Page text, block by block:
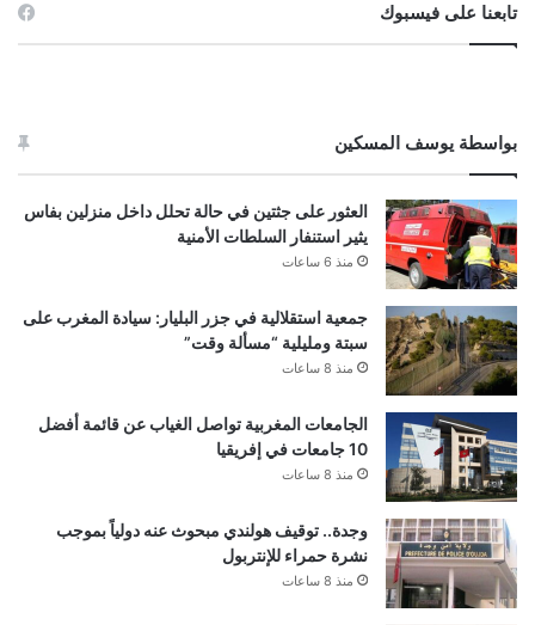
تابعنا على فيسبوك
بواسطة يوسف المسكين
العثور على جثتين في حالة تحلل داخل منزلين بفاس
يثير استنفار السلطات الأمنية
منذ 6 ساعات
جمعية استقلالية في جزر البليار: سيادة المغرب على
سبتة ومليلية “مسألة وقت”
منذ 8 ساعات
الجامعات المغربية تواصل الغياب عن قائمة أفضل
10 جامعات في إفريقيا
منذ 8 ساعات
وجدة.. توقيف هولندي مبحوث عنه دولياً بموجب
نشرة حمراء للإنتربول
منذ 8 ساعات